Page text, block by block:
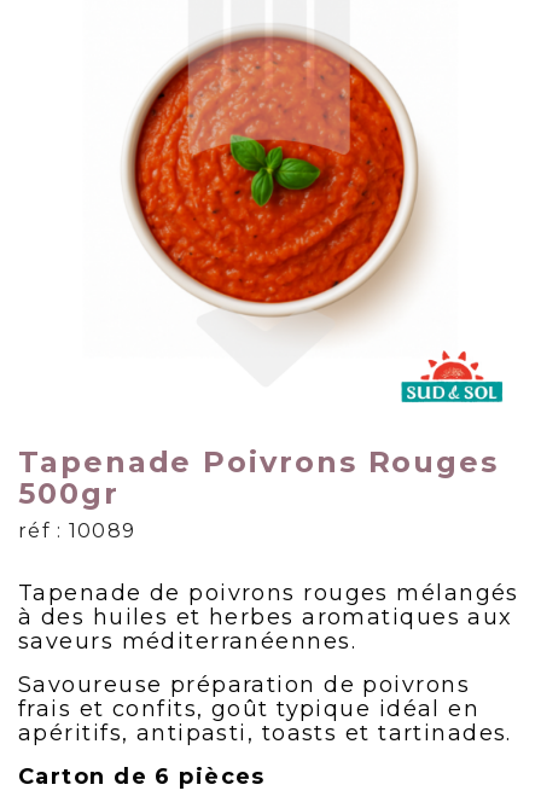
Tapenade Poivrons Rouges
500gr
réf : 10089
Tapenade de poivrons rouges mélangés
à des huiles et herbes aromatiques aux
saveurs méditerranéennes.
Savoureuse préparation de poivrons
frais et confits, goût typique idéal en
apéritifs, antipasti, toasts et tartinades.
Carton de 6 pièces